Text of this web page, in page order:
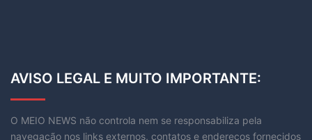
AVISO LEGAL E MUITO IMPORTANTE:
O MEIO NEWS não controla nem se responsabiliza pela
navegação nos links externos, contatos e endereços fornecidos